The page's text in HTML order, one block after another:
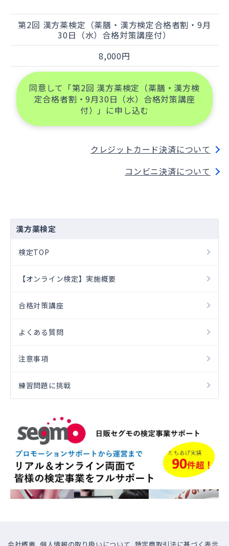
漢方薬検定
検定TOP
【オンライン検定】実施概要
合格対策講座
よくある質問
注意事項
練習問題に挑戦
第2回 漢方薬検定（薬膳・漢方検定合格者割・9月
30日（水）合格対策講座付）
8,000円
同意して「第2回 漢方薬検定（薬膳・漢方検
定合格者割・9月30日（水）合格対策講座
付）」に申し込む
クレジットカード決済について
コンビニ決済について